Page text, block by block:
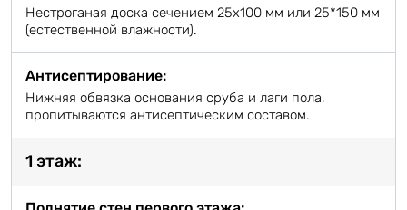
Нестроганая доска сечением 25х100 мм или 25*150 мм
(естественной влажности).
Антисептирование:
Нижняя обвязка основания сруба и лаги пола,
пропитываются антисептическим составом.
1 этаж: